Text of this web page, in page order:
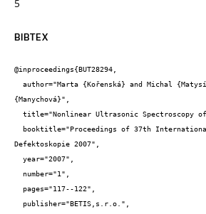
5
BIBTEX
@inproceedings{BUT28294,
{Manychová}",
Defektoskopie 2007",